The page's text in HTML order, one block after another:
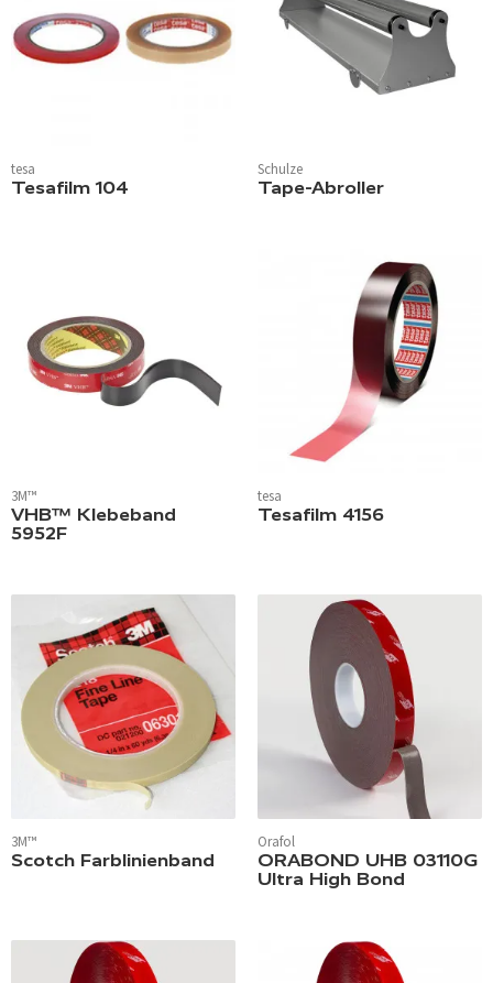
tesa
Tesafilm 104
Schulze
Tape-Abroller
3M™
VHB™ Klebeband
5952F
tesa
Tesafilm 4156
3M™
Scotch Farblinienband
Orafol
ORABOND UHB 03110G
Ultra High Bond